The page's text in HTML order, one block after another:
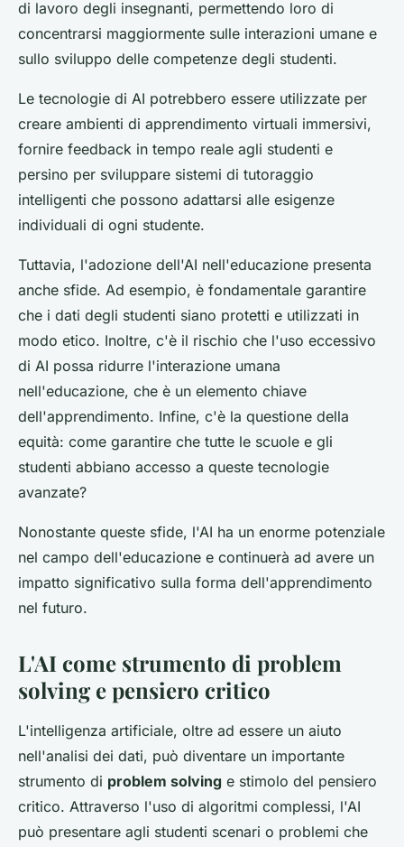
di lavoro degli insegnanti, permettendo loro di
concentrarsi maggiormente sulle interazioni umane e
sullo sviluppo delle competenze degli studenti.
Le tecnologie di AI potrebbero essere utilizzate per
creare ambienti di apprendimento virtuali immersivi,
fornire feedback in tempo reale agli studenti e
persino per sviluppare sistemi di tutoraggio
intelligenti che possono adattarsi alle esigenze
individuali di ogni studente.
Tuttavia, l'adozione dell'AI nell'educazione presenta
anche sfide. Ad esempio, è fondamentale garantire
che i dati degli studenti siano protetti e utilizzati in
modo etico. Inoltre, c'è il rischio che l'uso eccessivo
di AI possa ridurre l'interazione umana
nell'educazione, che è un elemento chiave
dell'apprendimento. Infine, c'è la questione della
equità: come garantire che tutte le scuole e gli
studenti abbiano accesso a queste tecnologie
avanzate?
Nonostante queste sfide, l'AI ha un enorme potenziale
nel campo dell'educazione e continuerà ad avere un
impatto significativo sulla forma dell'apprendimento
nel futuro.
L'AI come strumento di problem
solving e pensiero critico
L'intelligenza artificiale, oltre ad essere un aiuto
nell'analisi dei dati, può diventare un importante
strumento di problem solving e stimolo del pensiero
critico. Attraverso l'uso di algoritmi complessi, l'AI
può presentare agli studenti scenari o problemi che